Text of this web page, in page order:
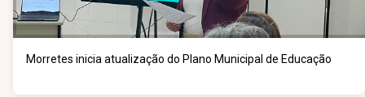
Morretes inicia atualização do Plano Municipal de Educação